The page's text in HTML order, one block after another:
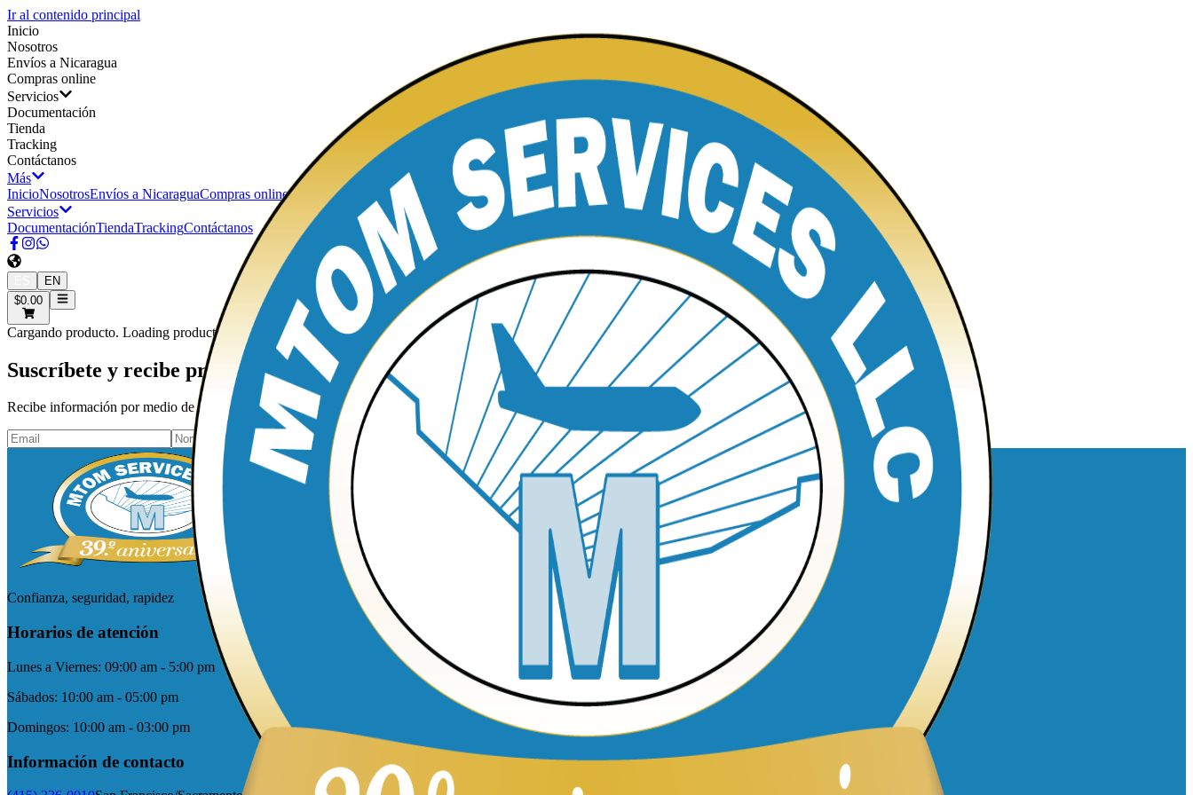
Ir al contenido principal
Inicio
Nosotros
Envíos a Nicaragua
Compras online
Servicios
Documentación
Tienda
Tracking
Contáctanos
Más
InicioNosotrosEnvíos a NicaraguaCompras online
Servicios
DocumentaciónTiendaTrackingContáctanos
EN
$0.00
Cargando producto. Loading product.
Suscríbete y recibe promociones
Recibe información por medio de tu correo electrónico y mantente al tanto de las noticias y ofertas especiales de MTOM.
Suscribirme
Confianza, seguridad, rapidez
Horarios de atención
Lunes a Viernes: 09:00 am - 5:00 pm
Sábados: 10:00 am - 05:00 pm
Domingos: 10:00 am - 03:00 pm
Información de contacto